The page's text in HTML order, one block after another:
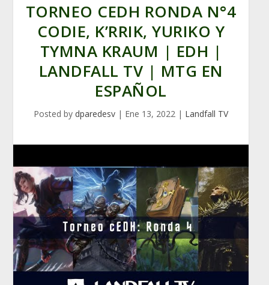
TORNEO CEDH RONDA N°4
CODIE, K’RRIK, YURIKO Y
TYMNA KRAUM | EDH |
LANDFALL TV | MTG EN
ESPAÑOL
Posted by dparedesv | Ene 13, 2022 | Landfall TV